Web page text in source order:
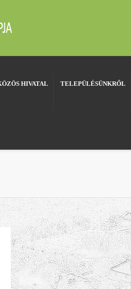
HIVATAL TELEPÜLÉSÜNKRŐL